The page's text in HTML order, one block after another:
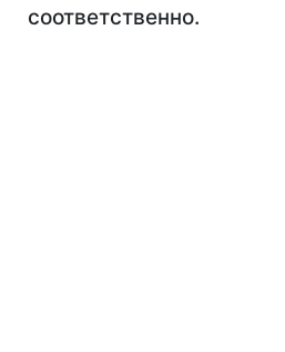
соответственно.